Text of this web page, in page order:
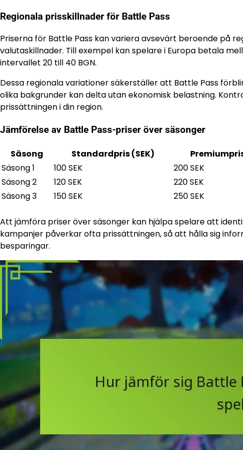
Regionala prisskillnader för Battle Pass
Priserna för Battle Pass kan variera avsevärt beroende på
valutaskillnader. Till exempel kan spelare i Europa betala
intervallet 20 till 40 BGN.
Dessa regionala variationer säkerställer att Battle Pass
olika bakgrunder kan delta utan ekonomisk belastning.
prissättningen i din region.
Jämförelse av Battle Pass-priser över säsonger
Säsong Standardpris (SEK)
Säsong 1
100 SEK 200 SEK
Säsong 2
120 SEK 220 SEK
Säsong 3
150 SEK 250 SEK
Att jämföra priser över säsonger kan hjälpa spelare att
kampanjer påverkar ofta prissättningen, så att hålla sig
besparingar.